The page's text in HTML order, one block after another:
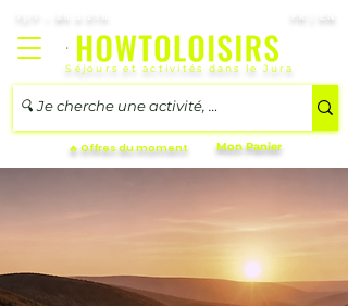
FR | EN
Séjours et activités dans le Jura
Mon Panier
🔥 Offres du moment